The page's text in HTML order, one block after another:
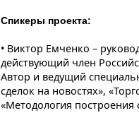
Спикеры проекта:
• Виктор Емченко –
действующий член
Автор и ведущий
сделок на новостях»,
«Методология построения